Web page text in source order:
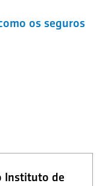
os seguros
Instituto de